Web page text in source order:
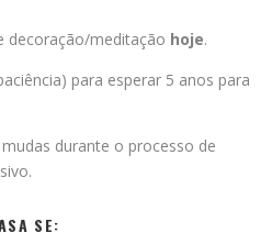
decoração/meditação hoje.
para esperar 5 anos para
durante o processo de
SE: